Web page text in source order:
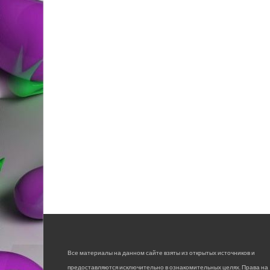
Все материалы на данном сайте взяты из открытых источников и
предоставляются исключительно в ознакомительных целях. Права на